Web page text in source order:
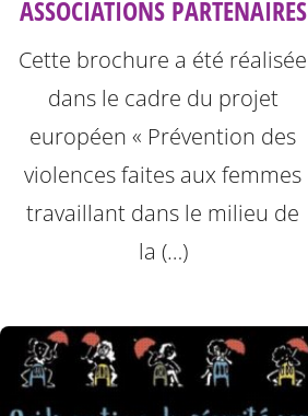
ASSOCIATIONS PARTENAIRES
Cette brochure a été réalisée
dans le cadre du projet
européen « Prévention des
violences faites aux femmes
travaillant dans le milieu de
la (…)